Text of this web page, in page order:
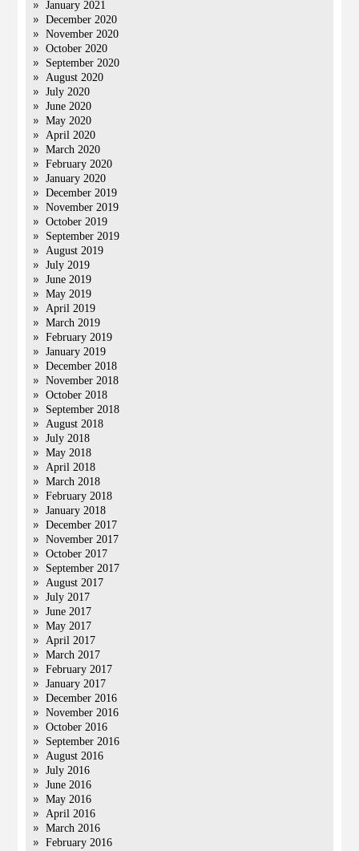
January 2021
December 2020
November 2020
October 2020
September 2020
August 2020
July 2020
June 2020
May 2020
April 2020
March 2020
February 2020
January 2020
December 2019
November 2019
October 2019
September 2019
August 2019
July 2019
June 2019
May 2019
April 2019
March 2019
February 2019
January 2019
December 2018
November 2018
October 2018
September 2018
August 2018
July 2018
May 2018
April 2018
March 2018
February 2018
January 2018
December 2017
November 2017
October 2017
September 2017
August 2017
July 2017
June 2017
May 2017
April 2017
March 2017
February 2017
January 2017
December 2016
November 2016
October 2016
September 2016
August 2016
July 2016
June 2016
May 2016
April 2016
March 2016
February 2016